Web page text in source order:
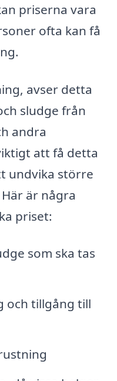
priserna vara
ofta kan få
avser detta
sludge från
andra
att få detta
undvika större
är några
priset:
som ska tas
och tillgång till